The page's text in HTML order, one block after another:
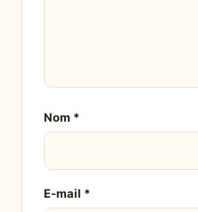
Nom *
E-mail *